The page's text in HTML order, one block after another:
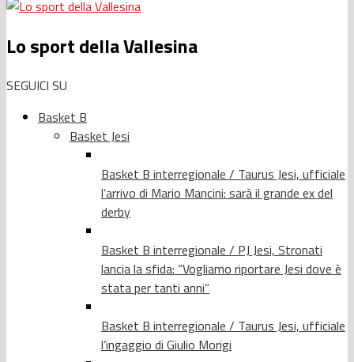
Lo sport della Vallesina
SEGUICI SU
Basket B
Basket Jesi
Basket B interregionale / Taurus Jesi, ufficiale
l’arrivo di Mario Mancini: sarà il grande ex del
derby
Basket B interregionale / PJ Jesi, Stronati
lancia la sfida: “Vogliamo riportare Jesi dove è
stata per tanti anni”
Basket B interregionale / Taurus Jesi, ufficiale
l’ingaggio di Giulio Morigi